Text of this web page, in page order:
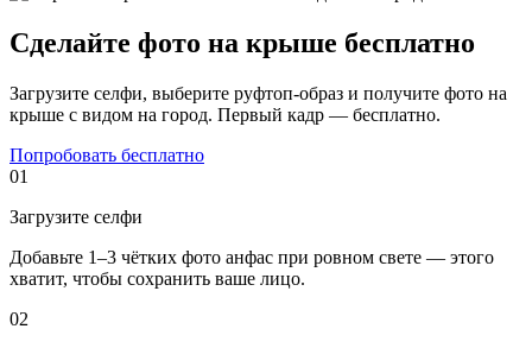
Сделайте фото на крыше бесплатно
Загрузите селфи, выберите руфтоп-образ и получите фото на
крыше с видом на город. Первый кадр — бесплатно.
Попробовать бесплатно
01
Загрузите селфи
Добавьте 1–3 чётких фото анфас при ровном свете — этого
хватит, чтобы сохранить ваше лицо.
02